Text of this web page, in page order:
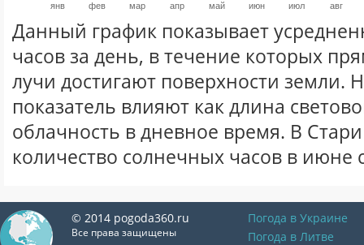
янв фев мар апр май июн июл авг
Данный график показывает
часов за день, в течение которых
лучи достигают поверхности земли.
показатель влияют как длина
облачность в дневное время. В
количество солнечных часов в июне
© 2014 pogoda360.ru
Все права защищены
Погода в Украине
Погода в Литве